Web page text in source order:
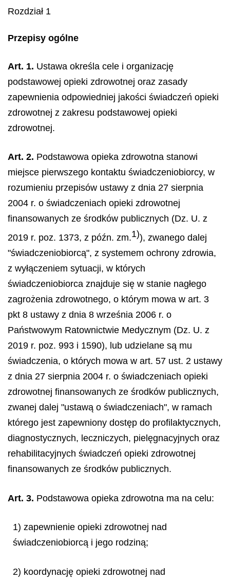
Rozdział 1
Przepisy ogólne
Art. 1. Ustawa określa cele i organizację
podstawowej opieki zdrowotnej oraz zasady
zapewnienia odpowiedniej jakości świadczeń opieki
zdrowotnej z zakresu podstawowej opieki
zdrowotnej.
Art. 2. Podstawowa opieka zdrowotna stanowi
miejsce pierwszego kontaktu świadczeniobiorcy, w
rozumieniu przepisów ustawy z dnia 27 sierpnia
2004 r. o świadczeniach opieki zdrowotnej
finansowanych ze środków publicznych (Dz. U. z
2019 r. poz. 1373, z późn. zm.1)), zwanego dalej
"świadczeniobiorcą", z systemem ochrony zdrowia,
z wyłączeniem sytuacji, w których
świadczeniobiorca znajduje się w stanie nagłego
zagrożenia zdrowotnego, o którym mowa w art. 3
pkt 8 ustawy z dnia 8 września 2006 r. o
Państwowym Ratownictwie Medycznym (Dz. U. z
2019 r. poz. 993 i 1590), lub udzielane są mu
świadczenia, o których mowa w art. 57 ust. 2 ustawy
z dnia 27 sierpnia 2004 r. o świadczeniach opieki
zdrowotnej finansowanych ze środków publicznych,
zwanej dalej "ustawą o świadczeniach", w ramach
którego jest zapewniony dostęp do profilaktycznych,
diagnostycznych, leczniczych, pielęgnacyjnych oraz
rehabilitacyjnych świadczeń opieki zdrowotnej
finansowanych ze środków publicznych.
Art. 3. Podstawowa opieka zdrowotna ma na celu:
1) zapewnienie opieki zdrowotnej nad
świadczeniobiorcą i jego rodziną;
2) koordynację opieki zdrowotnej nad